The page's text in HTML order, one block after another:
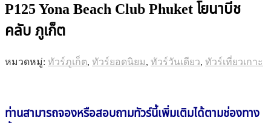
P125 Yona Beach Club Phuket โยนาบีช
คลับ ภูเก็ต
หมวดหมู่: ทัวร์ภูเก็ต, ทัวร์ยอดนิยม, ทัวร์วันเดียว, ทัวร์เที่ยวเกาะ
ท่านสามารถจองหรือสอบถามทัวร์นี้เพิ่มเติมได้ตามช่องทาง